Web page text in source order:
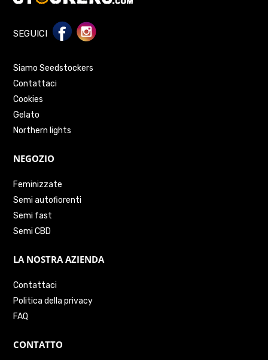
SEGUICI
Siamo Seedstockers
Contattaci
Cookies
Gelato
Northern lights
NEGOZIO
Feminizzate
Semi autofiorenti
Semi fast
Semi CBD
LA NOSTRA AZIENDA
Contattaci
Politica della privacy
FAQ
CONTATTO